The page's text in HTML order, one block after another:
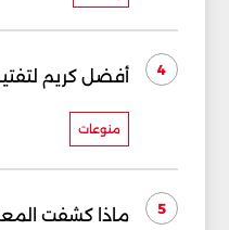
4 أفضل كريم
منوعات
5
ماذا كشفت